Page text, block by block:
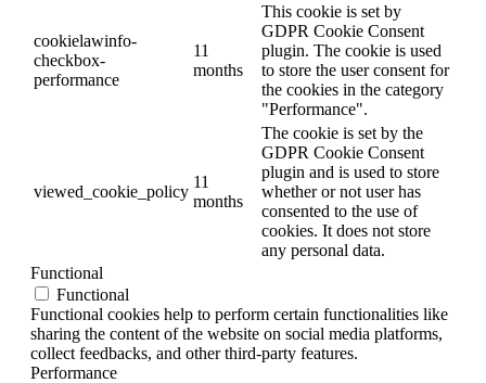
cookielawinfo-
checkbox-
performance
11
months
This cookie is set by
GDPR Cookie Consent
plugin. The cookie is used
to store the user consent for
the cookies in the category
"Performance".
viewed_cookie_policy
11
months
The cookie is set by the
GDPR Cookie Consent
plugin and is used to store
whether or not user has
consented to the use of
cookies. It does not store
any personal data.
Functional
Functional
Functional cookies help to perform certain functionalities like
sharing the content of the website on social media platforms,
collect feedbacks, and other third-party features.
Performance